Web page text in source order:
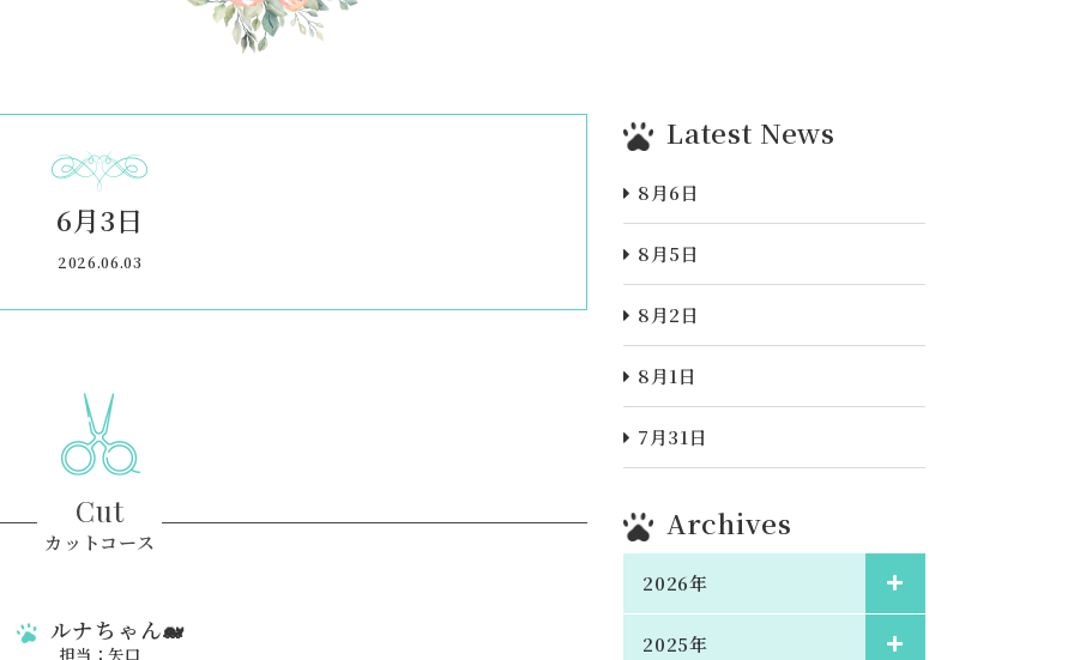
6月3日
2026.06.03
Cut
カットコース
ルナちゃん🐋
担当：矢口
Latest News
8月6日
8月5日
8月2日
8月1日
7月31日
Archives
2026年
2025年